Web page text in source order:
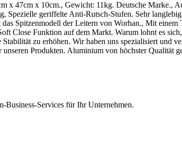
x 47cm x 10cm., Gewicht: 11kg. Deutsche Marke.,
Spezielle geriffelte Anti-Rutsch-Stufen. Sehr
Spitzenmodell der Leitern von Worhan., Mit
Close Funktion auf dem Markt. Warum lohnt es
zu erhöhen. Wir haben uns spezialisiert und
Produkten. Aluminium von höchster Qualität
Business-Services für Ihr Unternehmen.